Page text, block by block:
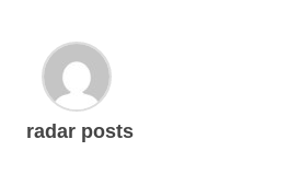
radar posts